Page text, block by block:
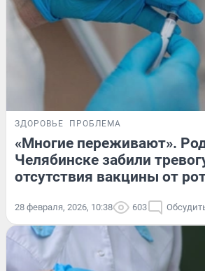
ЗДОРОВЬЕ ПРОБЛЕМА
«Многие переживают».
Челябинске забили
отсутствия вакцины от
28 февраля, 2026, 10:38 603